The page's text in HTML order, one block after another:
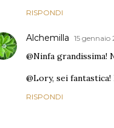
RISPONDI
Alchemilla 15 gennaio
@Ninfa grandissima!
@Lory, sei
RISPONDI